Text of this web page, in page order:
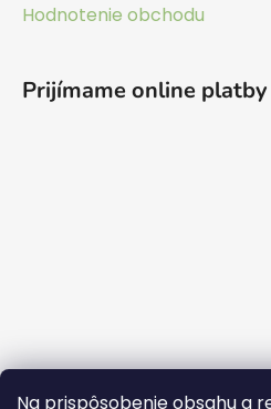
Na prispôsobenie obsahu a
Hodnotenie obchodu
Prijímame online platby